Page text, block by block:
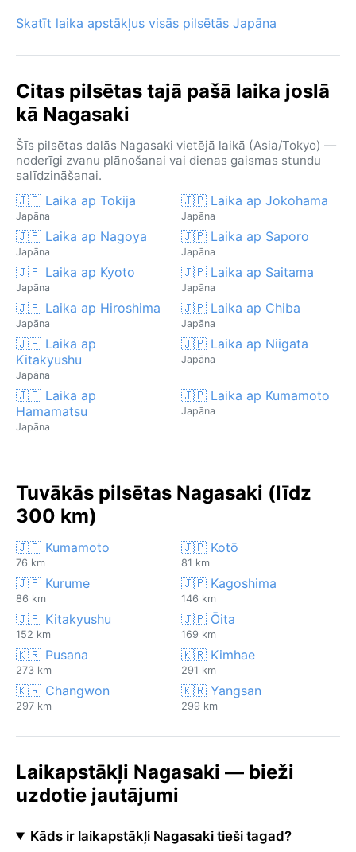
Skatīt laika apstākļus visās pilsētās Japāna
Citas pilsētas tajā pašā laika joslā
kā Nagasaki
Šīs pilsētas dalās Nagasaki vietējā laikā (Asia/Tokyo) —
noderīgi zvanu plānošanai vai dienas gaismas stundu
salīdzināšanai.
🇯🇵 Laika ap Tokija
Japāna
🇯🇵 Laika ap Jokohama
Japāna
🇯🇵 Laika ap Nagoya
Japāna
🇯🇵 Laika ap Saporo
Japāna
🇯🇵 Laika ap Kyoto
Japāna
🇯🇵 Laika ap Saitama
Japāna
🇯🇵 Laika ap Hiroshima
Japāna
🇯🇵 Laika ap Chiba
Japāna
🇯🇵 Laika ap
Kitakyushu
Japāna
🇯🇵 Laika ap Niigata
Japāna
🇯🇵 Laika ap
Hamamatsu
Japāna
🇯🇵 Laika ap Kumamoto
Japāna
Tuvākās pilsētas Nagasaki (līdz
300 km)
🇯🇵 Kumamoto
76 km
🇯🇵 Kotō
81 km
🇯🇵 Kurume
86 km
🇯🇵 Kagoshima
146 km
🇯🇵 Kitakyushu
152 km
🇯🇵 Ōita
169 km
🇰🇷 Pusana
273 km
🇰🇷 Kimhae
291 km
🇰🇷 Changwon
297 km
🇰🇷 Yangsan
299 km
Laikapstākļi Nagasaki — bieži
uzdotie jautājumi
Kāds ir laikapstākļi Nagasaki tieši tagad?